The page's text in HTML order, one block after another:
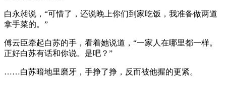
白永昶说，“可惜了，还说晚上你们到家吃饭，我准备做两道
拿手菜的。”
傅云臣牵起白苏的手，看着她说道，“一家人在哪里都一样。
正好白苏有话和你说。是吧？”
……白苏暗地里磨牙，手挣了挣，反而被他握的更紧。